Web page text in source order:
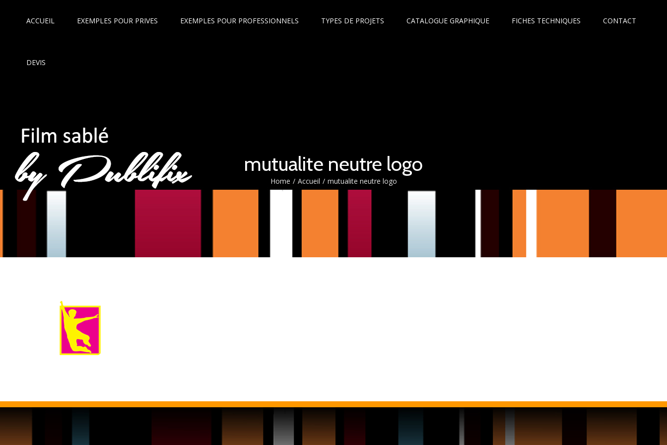
ACCUEIL EXEMPLES POUR PRIVES EXEMPLES POUR PROFESSIONNELS TYPES DE PROJETS CATALOGUE GRAPHIQUE FICHES TECHNIQUES CONTACT
DEVIS
mutualite neutre logo
Home / Accueil / mutualite neutre logo